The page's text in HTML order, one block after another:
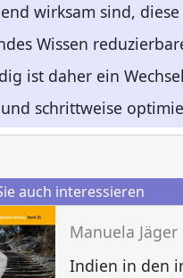
wirksam sind,
Wissen
ist daher ein
schrittweise
auch interessieren
Manuela Jäger
Indien in den